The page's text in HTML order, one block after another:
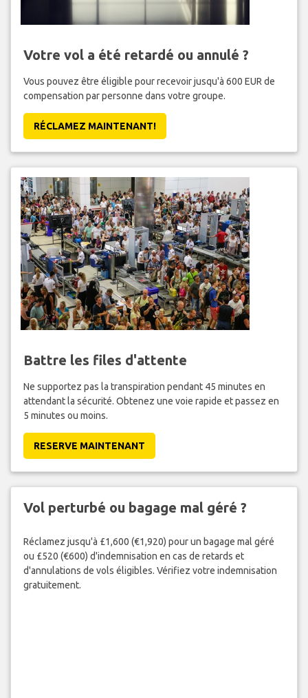
Votre vol a été retardé ou annulé ?
Vous pouvez être éligible pour recevoir jusqu'à 600 EUR de
compensation par personne dans votre groupe.
RÉCLAMEZ MAINTENANT!
Battre les files d'attente
Ne supportez pas la transpiration pendant 45 minutes en
attendant la sécurité. Obtenez une voie rapide et passez en
5 minutes ou moins.
RESERVE MAINTENANT
Vol perturbé ou bagage mal géré ?
Réclamez jusqu'à £1,600 (€1,920) pour un bagage mal géré
ou £520 (€600) d'indemnisation en cas de retards et
d'annulations de vols éligibles. Vérifiez votre indemnisation
gratuitement.